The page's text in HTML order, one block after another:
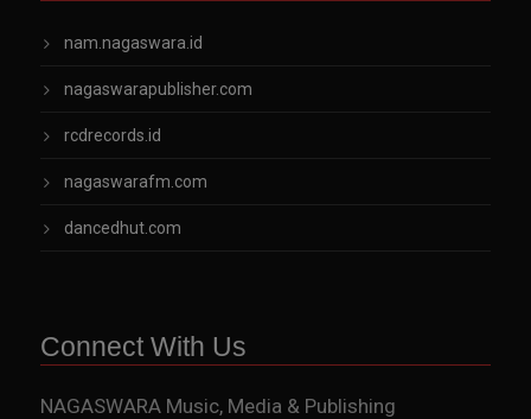
nam.nagaswara.id
nagaswarapublisher.com
rcdrecords.id
nagaswarafm.com
dancedhut.com
Connect With Us
NAGASWARA Music, Media & Publishing